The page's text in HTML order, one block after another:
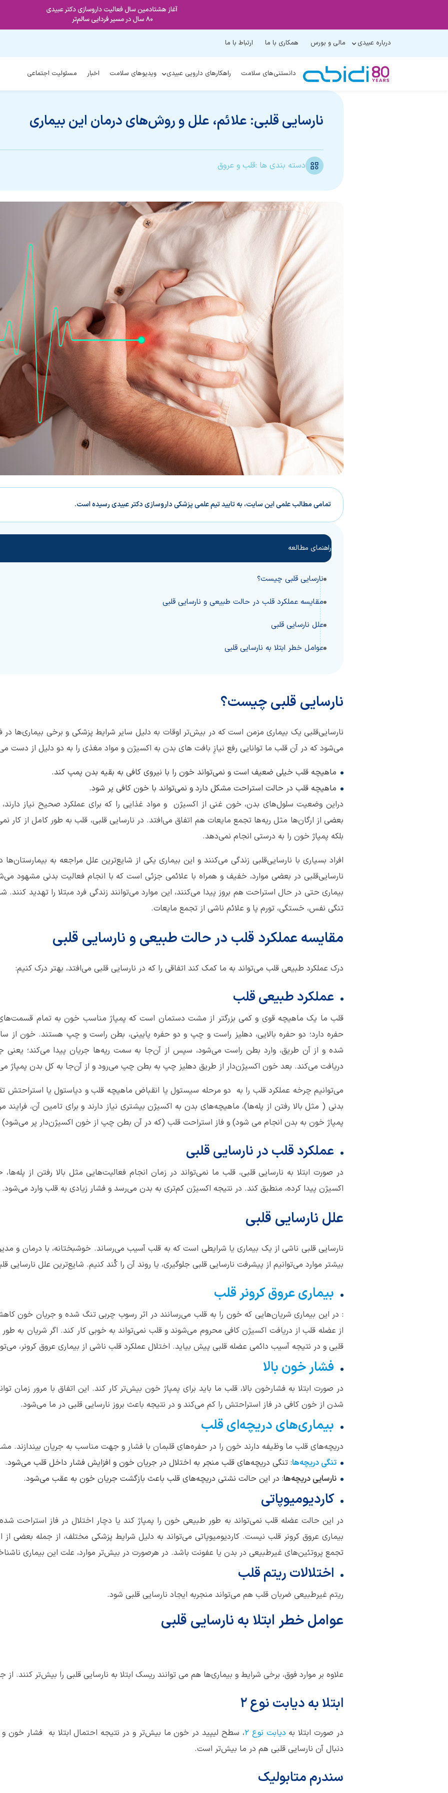
درباره عبیدی مالی و بورس همکاری با ما ارتباط با ما
دانستنی‌های سلامت راهکارهای دارویی عبیدی ویدیوهای سلامت اخبار مسئولیت اجتماعی
نارسایی قلبی: علائم، علل و روش‌های درمان این بیماری
دسته بندی ها :قلب و عروق
تمامی مطالب علمی این سایت، به تایید تیم علمی پزشکی داروسازی دکتر عبیدی رسیده است.
راهنمای مطالعه
نارسایی قلبی چیست؟
مقایسه عملکرد قلب در حالت طبیعی و نارسایی قلبی
علل نارسایی قلبی
عوامل خطر ابتلا به نارسایی قلبی
نارسایی قلبی چیست؟
نارسایی‌قلبی یک بیماری مزمن است که در بیش‌تر اوقات به دلیل سایر شرایط پزشکی و برخی بیماری‌ها
می‌شود که در آن قلب ما توانایی رفع نیازِ بافت های بدن به اکسیژن و مواد مغذی را به دو دلیل از دست
ماهیچه قلب خیلی ضعیف است و نمی‌تواند خون را با نیروی کافی به بقیه بدن پمپ کند.
ماهیچه قلب در حالت استراحت مشکل دارد و نمی‌تواند با خون کافی پر شود.
دراین وضعیت سلول‌های بدن، خون غنی از اکسیژن و مواد غذایی را که برای عملکرد صحیح نیاز دارند،
بعضی از ارگان‌ها مثل ریه‌ها تجمع مایعات هم اتفاق می‌افتد. در نارسایی قلبی، قلب به طور کامل از کار
بلکه پمپاژ خون را به درستی انجام نمی‌دهد.
نارسایی‌قلبی در بعضی موارد، خفیف و همراه با علائمی جزئی است که با انجام فعالیت بدنی مشهود
بیماری حتی در حال استراحت هم بروز پیدا می‌کنند، این موارد می‌توانند زندگی فرد مبتلا را تهدید کنند.
تنگی نفس، خستگی، تورم پا و علائم ناشی از تجمع مایعات.
مقایسه عملکرد قلب در حالت طبیعی و نارسایی قلبی
درک عملکرد طبیعی قلب می‌تواند به ما کمک کند اتفاقی را که در نارسایی قلبی می‌افتد، بهتر درک کنیم:
عملکرد طبیعی قلب
قلب ما یک ماهیچه قوی و کمی بزرگتر از مشت دستمان است که پمپاژ مناسب خون به تمام قسمت‌های
حفره دارد؛ دو حفره بالایی، دهلیز راست و چپ و دو حفره پایینی، بطن راست و چپ هستند. خون از
شده و از آن طریق، وارد بطن راست می‌شود، سپس از آن‌جا به سمت ریه‌ها جریان پیدا می‌کند؛ یعنی
دریافت می‌کند. بعد خون اکسیژن‌دار از طریق دهلیز چپ به بطن چپ می‌رود و از آن‌جا به کل بدن پمپاژ
می‌توانیم چرخه عملکرد قلب را به دو مرحله سیستول یا انقباض ماهیچه قلب و دیاستول یا استراحتش
بدنی ( مثل بالا رفتن از پله‌ها)، ماهیچه‌های بدن به اکسیژن بیشتری نیاز دارند و برای تامین آن،
پمپاژ خون به بدن انجام می شود) و فاز استراحت قلب (که در آن بطن چپ از خون اکسیژن‌دار پر می‌شود)
عملکرد قلب در نارسایی قلبی
در صورت ابتلا به نارسایی قلبی، قلب ما نمی‌تواند در زمان انجام فعالیت‌هایی مثل بالا رفتن از
اکسیژن پیدا کرده، منطبق کند. در نتیجه اکسيژن کم‌تری به بدن می‌رسد و فشار زیادی به قلب وارد می‌شود.
علل نارسایی قلبی
نارسایی قلبی ناشی از یک بیماری یا شرایطی است که به قلب آسیب می‌رساند. خوشبختانه، با درمان و
بیشتر موارد می‌توانیم از پیشرفت نارسایی قلبی جلوگیری، یا روند آن را کُند کنیم. شایع‌ترین علل نارسایی
بیماری عروق کرونر قلب
: در این بیماری شریان‌هایی که خون را به قلب می‌رسانند در اثر رسوب چربی تنگ شده و جریان خون
از عضله قلب از دریافت اکسیژن کافی محروم می‌شوند و قلب نمی‌تواند به خوبی کار کند. اگر شریان به
قلبی و در نتیجه آسیب دائمی عضله قلبی پیش بیاید. اختلال عملکرد قلب ناشی از بیماری عروق کرونر،
فشار خون بالا
در صورت ابتلا به فشارخون بالا، قلب ما باید برای پمپاژ خون بیش‌تر کار کند. این اتفاق با مرور زمان
شدن از خون کافی در فاز استراحتش را کم می‌کند و در نتیجه باعث بروز نارسایی قلبی در ما می‌شود.
بیماری‌های دریچه‌ای قلب
دریچه‌های قلب ما وظیفه دارند خون را در حفره‌های قلبمان با فشار و جهت مناسب به جریان بیندازند.
تنگی دریچه‌ها: تنگی دریچه‌های قلب منجر به اختلال در جریان خون و افزایش فشار داخل قلب می‌شود.
نارسایی دریچه‌ها: در این حالت نشتی دریچه‌های قلب باعث بازگشت جریان خون به عقب می‌شود.
کاردیومیوپاتی
در این حالت عضله قلب نمی‌تواند به طور طبیعی خون را پمپاژ کند یا دچار اختلال در فاز استراحت
بیماری عروق کرونر قلب نیست. کاردیومیوپاتی می‌تواند به دلیل شرایط پزشکی مختلف، از جمله بعضی
تجمع پروتئین‌های غیرطبیعی در بدن یا عفونت باشد. در هرصورت در بیش‌تر موارد، علت این بیماری
اختلالات ریتم قلب
ریتم غیرطبیعی ضربان قلب هم می‌تواند منجربه ایجاد نارسایی قلبی شود.
عوامل خطر ابتلا به نارسایی قلبی
علاوه بر موارد فوق، برخی شرایط و بیماری‌ها هم می توانند ریسک ابتلا به نارسایی قلبی را بیش‌تر کنند. از
ابتلا به دیابت نوع 2
در صورت ابتلا به دیابت نوع 2
، سطح لیپید در خون ما بیش‌تر و در نتیجه احتمال ابتلا به فشار خون
دنبال آن نارسایی قلبی هم در ما بیش‌تر است.
سندرم متابولیک